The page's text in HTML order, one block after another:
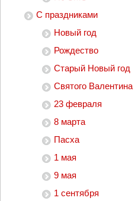
С праздниками
Новый год
Рождество
Старый Новый год
Святого Валентина
23 февраля
8 марта
Пасха
1 мая
9 мая
1 сентября